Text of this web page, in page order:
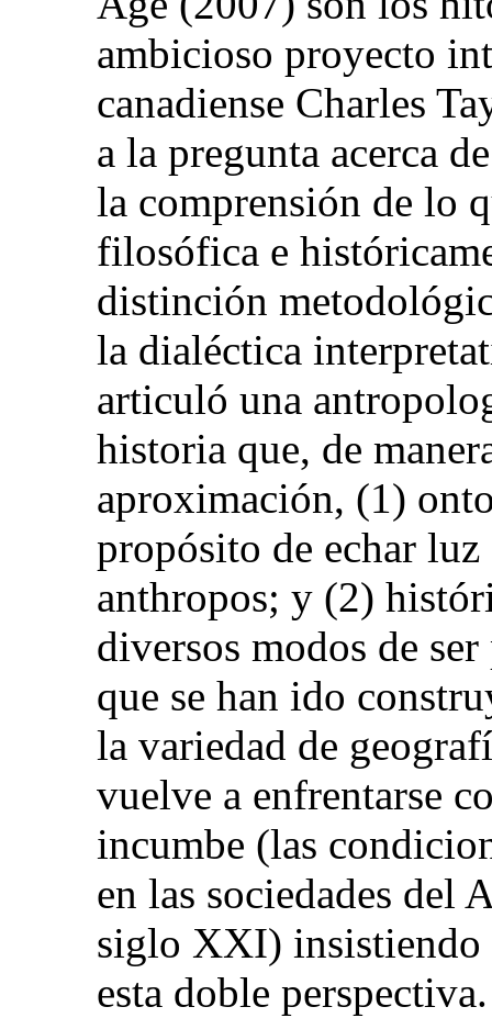
ambicioso proyecto
canadiense Charles
a la pregunta acerca
la comprensión de lo
filosófica e
distinción
la dialéctica
articuló una
historia que, de
aproximación, (1)
propósito de echar
anthropos; y (2)
diversos modos de
que se han ido
la variedad de
vuelve a enfrentarse
incumbe (las
en las sociedades del
siglo XXI) insistiendo
esta doble perspectiva.